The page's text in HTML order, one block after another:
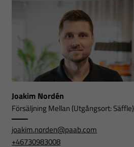
Joakim Nordén
Försäljning Mellan (Utgångsort: Säffle)
joakim.norden@paab.com
+46730983008